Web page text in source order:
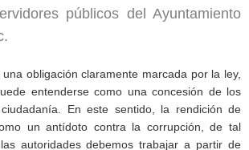
públicos del Ayuntamiento
obligación claramente marcada por la ley,
entenderse como una concesión de los
En este sentido, la rendición de
un antídoto contra la corrupción, de tal
autoridades debemos trabajar a partir de